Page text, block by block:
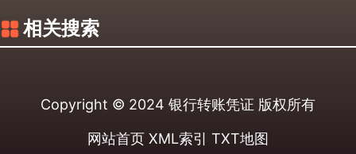
相关搜索
Copyright © 2024 银行转账凭证 版权所有
网站首页 XML索引 TXT地图